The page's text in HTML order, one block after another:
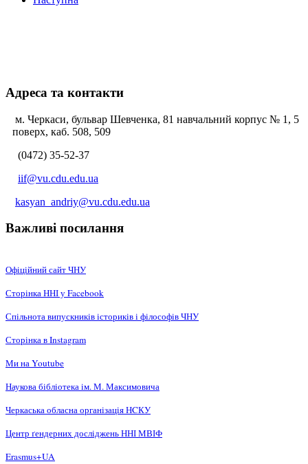
Адреса та контакти
м. Черкаси, бульвар Шевченка, 81 навчальний корпус № 1, 5
поверх, каб. 508, 509
(0472) 35-52-37
iif@vu.cdu.edu.ua
kasyan_andriy@vu.cdu.edu.ua
Важливі посилання
Офіційний сайт ЧНУ
Сторінка ННІ у Facebook
Спільнота випускників істориків і філософів ЧНУ
Сторінка в Instagram
Ми на Youtube
Наукова бібліотека ім. М. Максимовича
Черкаська обласна організація НCКУ
Центр ґендерних досліджень ННІ МВІФ
Erasmus+UA